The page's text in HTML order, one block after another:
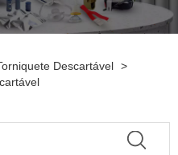
Descartável >